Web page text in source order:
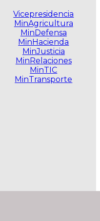
Vicepresidencia
MinAgricultura
MinDefensa
MinHacienda
MinJusticia
MinRelaciones
MinTIC
MinTransporte